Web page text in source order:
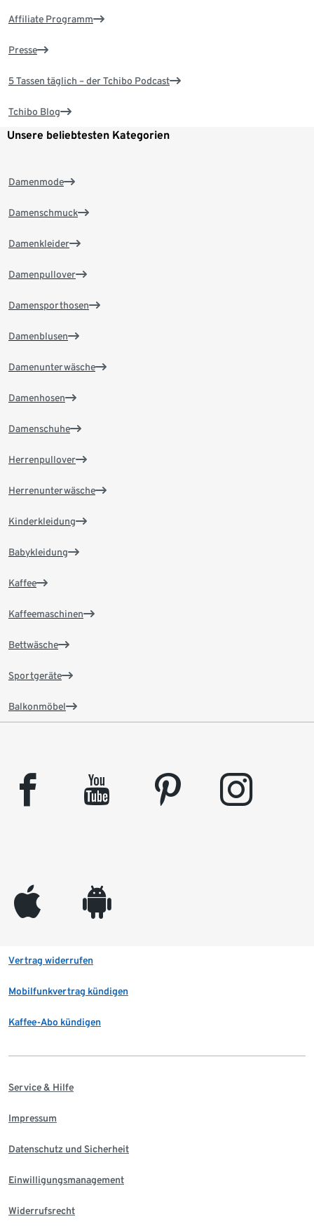
Affiliate Programm
Presse
5 Tassen täglich – der Tchibo Podcast
Tchibo Blog
Unsere beliebtesten Kategorien
Damenmode
Damenschmuck
Damenkleider
Damenpullover
Damensporthosen
Damenblusen
Damenunterwäsche
Damenhosen
Damenschuhe
Herrenpullover
Herrenunterwäsche
Kinderkleidung
Babykleidung
Kaffee
Kaffeemaschinen
Bettwäsche
Sportgeräte
Balkonmöbel
facebook youtube pinterest instagram
appleinc android
Vertrag widerrufen
Mobilfunkvertrag kündigen
Kaffee-Abo kündigen
Service & Hilfe
Impressum
Datenschutz und Sicherheit
Einwilligungsmanagement
Widerrufsrecht